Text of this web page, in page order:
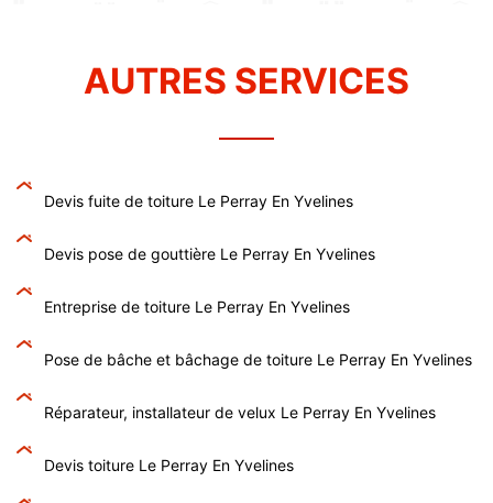
AUTRES SERVICES
Devis fuite de toiture Le Perray En Yvelines
Devis pose de gouttière Le Perray En Yvelines
Entreprise de toiture Le Perray En Yvelines
Pose de bâche et bâchage de toiture Le Perray En Yvelines
Réparateur, installateur de velux Le Perray En Yvelines
Devis toiture Le Perray En Yvelines